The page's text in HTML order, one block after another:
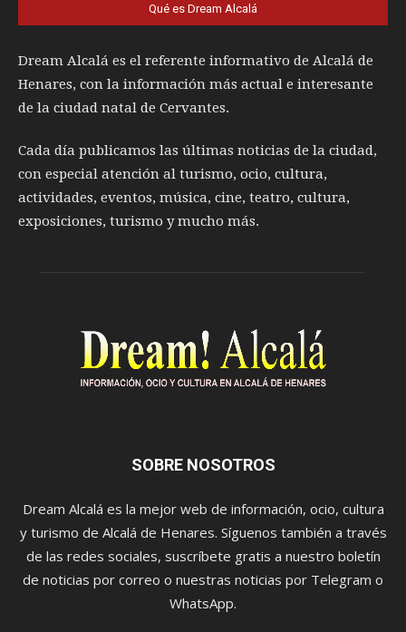
Qué es Dream Alcalá
Dream Alcalá es el referente informativo de Alcalá de
Henares, con la información más actual e interesante
de la ciudad natal de Cervantes.
Cada día publicamos las últimas noticias de la ciudad,
con especial atención al turismo, ocio, cultura,
actividades, eventos, música, cine, teatro, cultura,
exposiciones, turismo y mucho más.
SOBRE NOSOTROS
Dream Alcalá es la mejor web de información, ocio, cultura
y turismo de Alcalá de Henares. Síguenos también a través
de las redes sociales, suscríbete gratis a nuestro boletín
de noticias por correo o nuestras noticias por Telegram o
WhatsApp.